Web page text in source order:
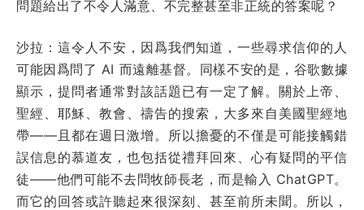
問題給出了不令人滿意、不完整甚至非正統的答案呢？
沙拉：這令人不安，因爲我們知道，一些尋求信仰的人
可能因爲問了 AI 而遠離基督。同樣不安的是，谷歌數據
顯示，提問者通常對該話題已有一定了解。關於上帝、
聖經、耶穌、教會、禱告的搜索，大多來自美國聖經地
帶——且都在週日激增。所以擔憂的不僅是可能接觸錯
誤信息的慕道友，也包括從禮拜回來、心有疑問的平信
徒——他們可能不去問牧師長老，而是輸入 ChatGPT。
而它的回答或許聽起來很深刻、甚至前所未聞。所以，